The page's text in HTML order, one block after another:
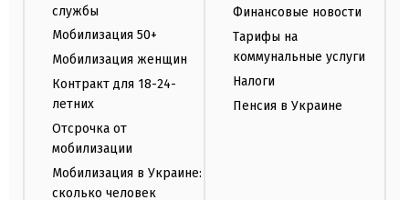
службы
Мобилизация 50+
Мобилизация женщин
Контракт для 18-24-
летних
Отсрочка от
мобилизации
Мобилизация в Украине:
сколько человек
Финансовые новости
Тарифы на
коммунальные услуги
Налоги
Пенсия в Украине